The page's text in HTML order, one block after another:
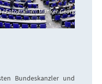
/ Fotograf(in): Munker, Georg
Bundeskanzler und